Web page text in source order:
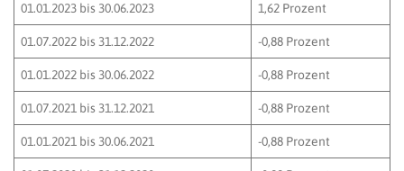
01.01.2023 bis 30.06.2023 1,62 Prozent
01.07.2022 bis 31.12.2022 -0,88 Prozent
01.01.2022 bis 30.06.2022 -0,88 Prozent
01.07.2021 bis 31.12.2021 -0,88 Prozent
01.01.2021 bis 30.06.2021 -0,88 Prozent